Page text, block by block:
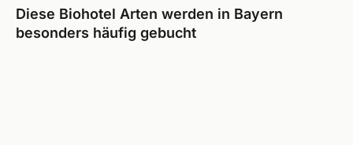
Diese Biohotel Arten werden in Bayern
besonders häufig gebucht